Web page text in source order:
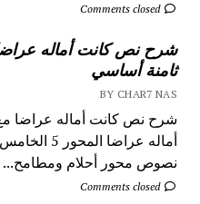
Comments closed
شرح نص كانت أماله
ثامنة أساسي
BY CHAR7 NAS
شرح نص كانت أماله عراضا
أماله
نصوص محور أحلام ومطامح...
Comments closed